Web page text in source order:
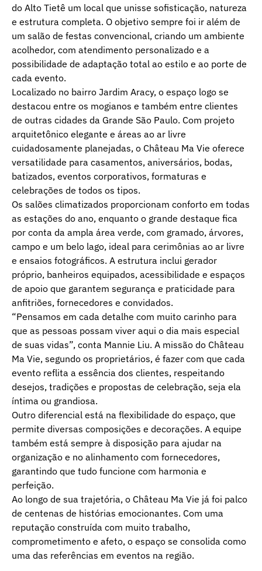
do Alto Tietê um local que unisse sofisticação, natureza
e estrutura completa. O objetivo sempre foi ir além de
um salão de festas convencional, criando um ambiente
acolhedor, com atendimento personalizado e a
possibilidade de adaptação total ao estilo e ao porte de
cada evento.
Localizado no bairro Jardim Aracy, o espaço logo se
destacou entre os mogianos e também entre clientes
de outras cidades da Grande São Paulo. Com projeto
arquitetônico elegante e áreas ao ar livre
cuidadosamente planejadas, o Château Ma Vie oferece
versatilidade para casamentos, aniversários, bodas,
batizados, eventos corporativos, formaturas e
celebrações de todos os tipos.
Os salões climatizados proporcionam conforto em todas
as estações do ano, enquanto o grande destaque fica
por conta da ampla área verde, com gramado, árvores,
campo e um belo lago, ideal para cerimônias ao ar livre
e ensaios fotográficos. A estrutura inclui gerador
próprio, banheiros equipados, acessibilidade e espaços
de apoio que garantem segurança e praticidade para
anfitriões, fornecedores e convidados.
“Pensamos em cada detalhe com muito carinho para
que as pessoas possam viver aqui o dia mais especial
de suas vidas”, conta Mannie Liu. A missão do Château
Ma Vie, segundo os proprietários, é fazer com que cada
evento reflita a essência dos clientes, respeitando
desejos, tradições e propostas de celebração, seja ela
íntima ou grandiosa.
Outro diferencial está na flexibilidade do espaço, que
permite diversas composições e decorações. A equipe
também está sempre à disposição para ajudar na
organização e no alinhamento com fornecedores,
garantindo que tudo funcione com harmonia e
perfeição.
Ao longo de sua trajetória, o Château Ma Vie já foi palco
de centenas de histórias emocionantes. Com uma
reputação construída com muito trabalho,
comprometimento e afeto, o espaço se consolida como
uma das referências em eventos na região.